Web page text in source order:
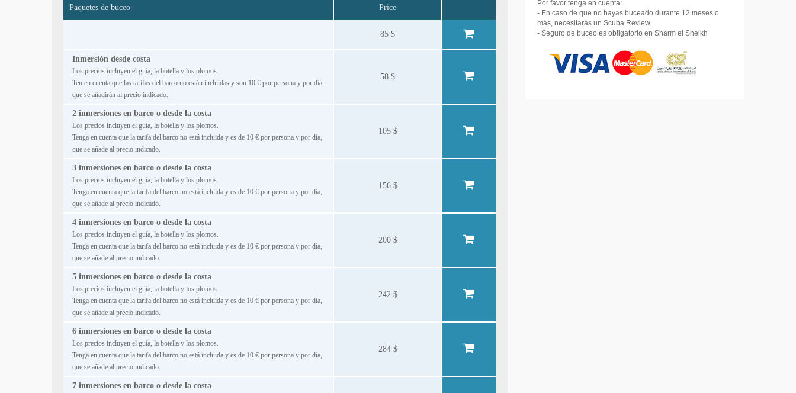
Paquetes de buceo Price
85 $
Inmersión desde costa
Los precios incluyen el guía, la botella y los plomos.
Ten en cuenta que las tarifas del barco no están incluidas y son 10 € por persona y por día,
que se añadirán al precio indicado.
58 $
2 inmersiones en barco o desde la costa
Los precios incluyen el guía, la botella y los plomos.
Tenga en cuenta que la tarifa del barco no está incluida y es de 10 € por persona y por día,
que se añade al precio indicado.
105 $
3 inmersiones en barco o desde la costa
Los precios incluyen el guía, la botella y los plomos.
Tenga en cuenta que la tarifa del barco no está incluida y es de 10 € por persona y por día,
que se añade al precio indicado.
156 $
4 inmersiones en barco o desde la costa
Los precios incluyen el guía, la botella y los plomos.
Tenga en cuenta que la tarifa del barco no está incluida y es de 10 € por persona y por día,
que se añade al precio indicado.
200 $
5 inmersiones en barco o desde la costa
Los precios incluyen el guía, la botella y los plomos.
Tenga en cuenta que la tarifa del barco no está incluida y es de 10 € por persona y por día,
que se añade al precio indicado.
242 $
6 inmersiones en barco o desde la costa
Los precios incluyen el guía, la botella y los plomos.
Tenga en cuenta que la tarifa del barco no está incluida y es de 10 € por persona y por día,
que se añade al precio indicado.
284 $
7 inmersiones en barco o desde la costa
Por favor tenga en cuenta:
- En caso de que no hayas buceado durante 12 meses o
más, necesitarás un Scuba Review.
- Seguro de buceo es obligatorio en Sharm el Sheikh